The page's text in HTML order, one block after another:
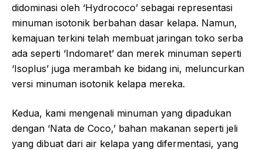
didominasi oleh ‘Hydrococo’ sebagai representasi
minuman isotonik berbahan dasar kelapa. Namun,
kemajuan terkini telah membuat jaringan toko serba
ada seperti ‘Indomaret’ dan merek minuman seperti
‘Isoplus’ juga merambah ke bidang ini, meluncurkan
versi minuman isotonik kelapa mereka.
Kedua, kami mengenali minuman yang dipadukan
dengan ‘Nata de Coco,’ bahan makanan seperti jeli
yang dibuat dari air kelapa yang difermentasi, yang